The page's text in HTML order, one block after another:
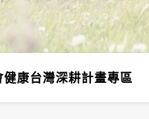
康台灣深耕計畫專區